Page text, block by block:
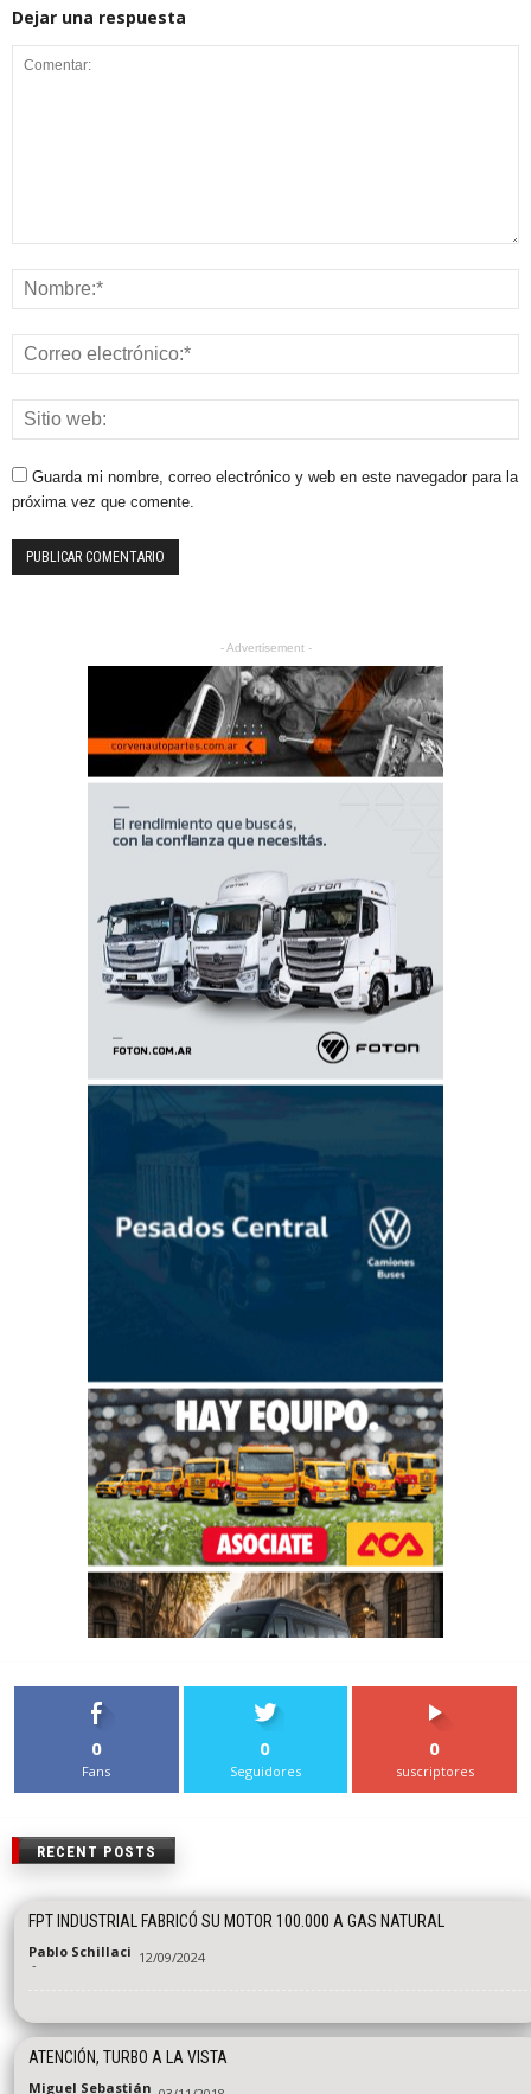
Dejar una respuesta
Guarda mi nombre, correo electrónico y web en este navegador para la
próxima vez que comente.
- Advertisement -
0
Fans
0
Seguidores
0
suscriptores
RECENT POSTS
FPT INDUSTRIAL FABRICÓ SU MOTOR 100.000 A GAS NATURAL
Pablo Schillaci
- 12/09/2024
ATENCIÓN, TURBO A LA VISTA
Miguel Sebastián